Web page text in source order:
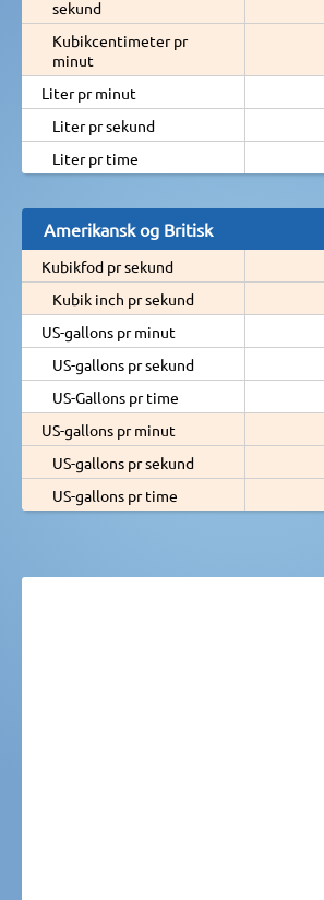
sekund
Kubikcentimeter pr
minut
Liter pr minut
Liter pr sekund
Liter pr time
Amerikansk og Britisk
Kubikfod pr sekund
Kubik inch pr sekund
US-gallons pr minut
US-gallons pr sekund
US-Gallons pr time
US-gallons pr minut
US-gallons pr sekund
US-gallons pr time